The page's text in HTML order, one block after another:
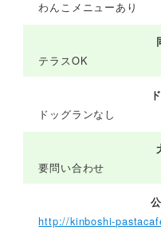
わんこメニューあり
テラスOK
ドッグランなし
要問い合わせ
http://kinboshi-